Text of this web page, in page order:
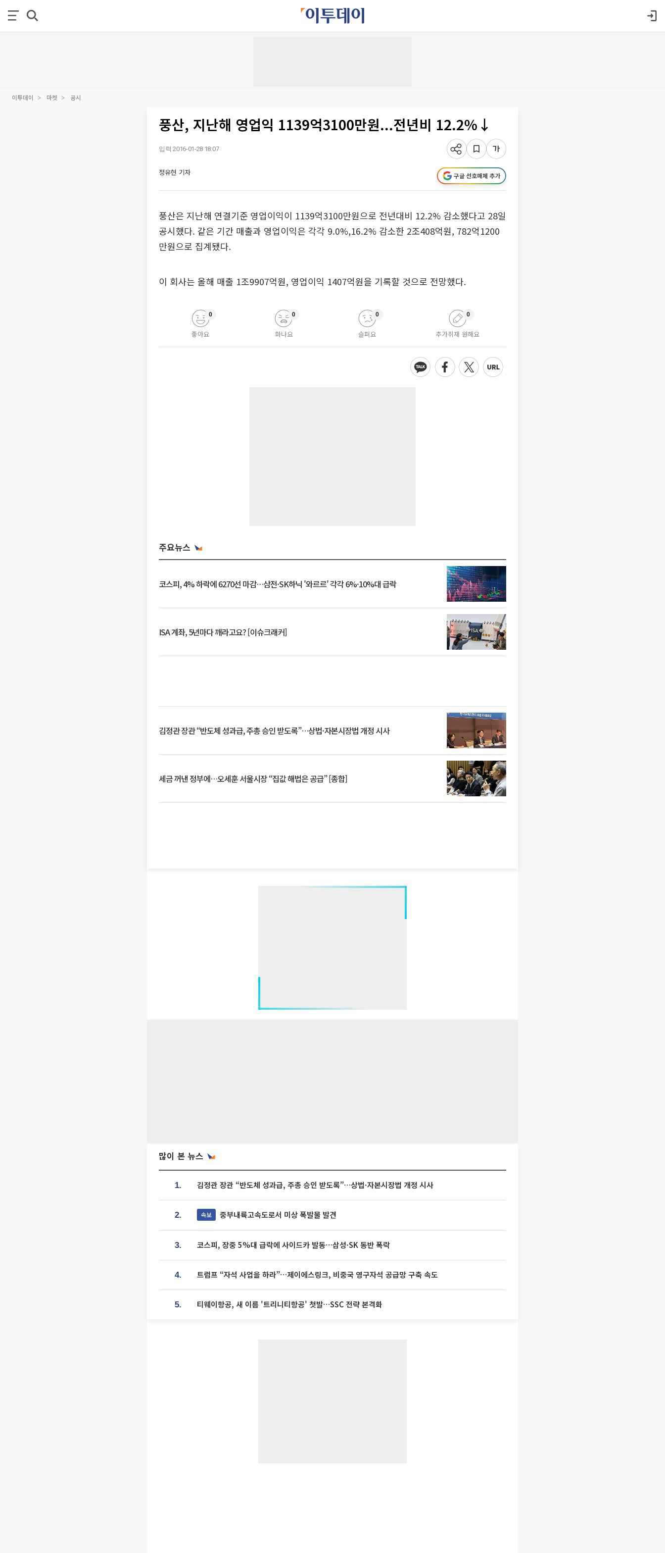
이투데이 마켓 공시
풍산, 지난해 영업익 1139억3100만원...전년비 12.2%↓
입력 2016-01-28 18:07
정유현 기자 구글 선호매체 추가
풍산은 지난해 연결기준 영업이익이 1139억3100만원으로 전년대비 12.2% 감소했다고 28일
공시했다. 같은 기간 매출과 영업이익은 각각 9.0%,16.2% 감소한 2조408억원, 782억1200
만원으로 집계됐다.
이 회사는 올해 매출 1조9907억원, 영업이익 1407억원을 기록할 것으로 전망했다.
좋아요
0
화나요
0
슬퍼요
0
추가취재 원해요
0
주요뉴스
코스피, 4% 하락에 6270선 마감…삼전·SK하닉 '와르르' 각각 6%·10%대 급락
ISA 계좌, 5년마다 깨라고요? [이슈크래커]
김정관 장관 “반도체 성과급, 주총 승인 받도록”…상법·자본시장법 개정 시사
세금 꺼낸 정부에…오세훈 서울시장 “집값 해법은 공급” [종합]
많이 본 뉴스
1. 김정관 장관 “반도체 성과급, 주총 승인 받도록”…상법·자본시장법 개정 시사
2. 속보 중부내륙고속도로서 미상 폭발물 발견
3. 코스피, 장중 5%대 급락에 사이드카 발동…삼성·SK 동반 폭락
4. 트럼프 “자석 사업을 하라”…제이에스링크, 비중국 영구자석 공급망 구축 속도
5. 티웨이항공, 새 이름 '트리니티항공' 첫발…SSC 전략 본격화